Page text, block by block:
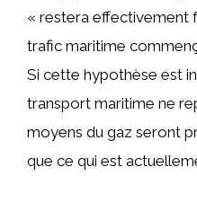
« restera effectivement
trafic maritime
Si cette hypothèse est
transport maritime ne
moyens du gaz seront
que ce qui est